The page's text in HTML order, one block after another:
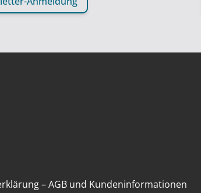
–AGB und Kundeninformationen